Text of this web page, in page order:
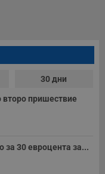
30 дни
пришествие
за 30 евроцента за...